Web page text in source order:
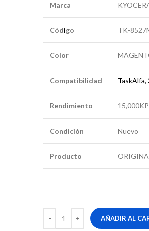
Marca
Código TK-
Color
Compatibilidad TaskAlfa,
Rendimiento
Condición Nuevo
Producto
AÑADIR AL